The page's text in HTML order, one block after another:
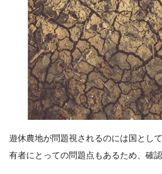
遊休農地が問題視されるのには国とし
有者にとっての問題点もあるため、確